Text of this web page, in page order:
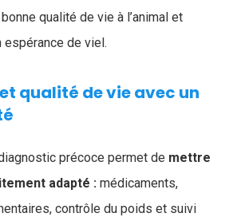
qualité de vie à l’animal et
espérance de viel.
qualité de vie avec un
précoce permet de mettre
adapté : médicaments,
contrôle du poids et suivi